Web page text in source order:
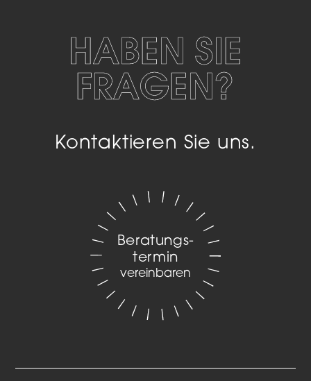
HABEN SIE
FRAGEN?
Kontaktieren Sie uns.
Beratungs­
termin
vereinbaren